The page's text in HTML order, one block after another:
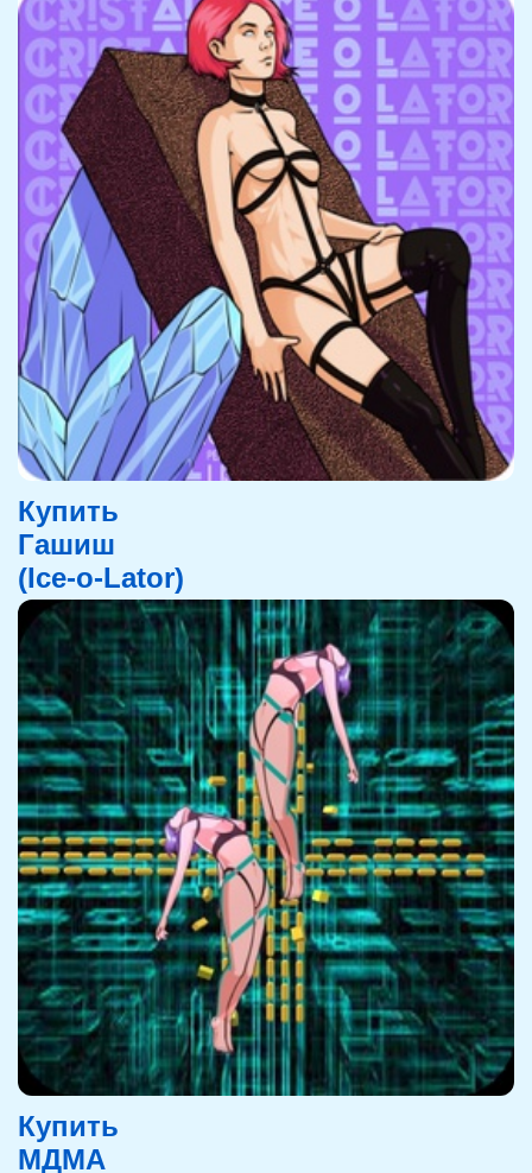
Купить
Гашиш
(Ice-o-Lator)
Купить
МДМА